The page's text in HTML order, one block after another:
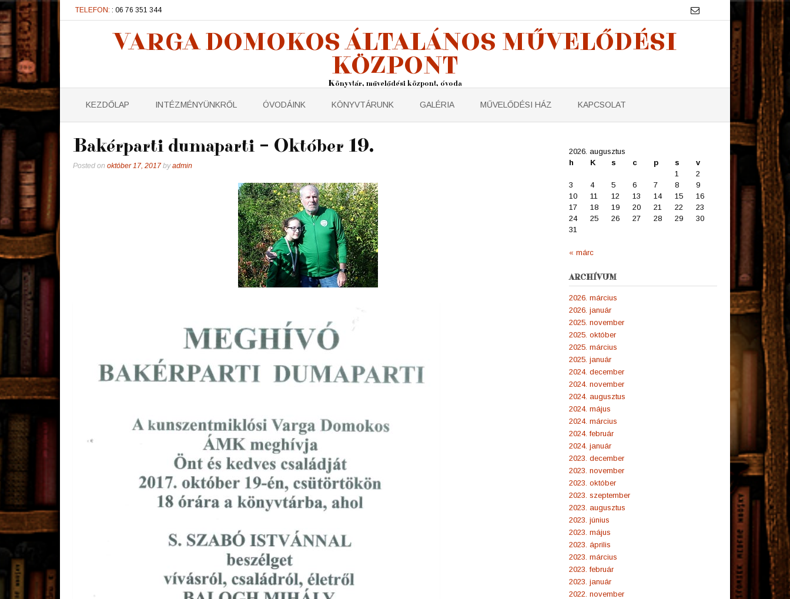
TELEFON: : 06 76 351 344
VARGA DOMOKOS ÁLTALÁNOS MŰVELŐDÉSI
KÖZPONT
Könyvtár, művelődési központ, óvoda
KEZDŐLAP INTÉZMÉNYÜNKRŐL ÓVODÁINK KÖNYVTÁRUNK GALÉRIA MŰVELŐDÉSI HÁZ KAPCSOLAT
Bakérparti dumaparti – Október 19.
Posted on október 17, 2017byadmin
2026. augusztus
h
K s c p s
v
1
2
3
4 5 6 7 8
9
10
11 12 13 14 15
16
17
18 19 20 21 22
23
24
25 26 27 28 29
30
31
« márc
ARCHÍVUM
2026. március
2026. január
2025. november
2025. október
2025. március
2025. január
2024. december
2024. november
2024. augusztus
2024. május
2024. március
2024. február
2024. január
2023. december
2023. november
2023. október
2023. szeptember
2023. augusztus
2023. június
2023. május
2023. április
2023. március
2023. február
2023. január
2022. november